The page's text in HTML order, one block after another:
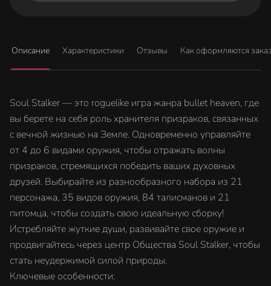
Описание Характеристики Отзывы Как оформляются
Soul Stalker — это roguelike игра жанра bullet heaven, где
вы берете на себя роль хранителя призраков, связанных
с вечной жизнью на Земле. Одновременно управляйте
от 4 до 6 видами оружия, чтобы отражать волны
призраков, стремящихся победить ваших духовных
друзей. Выбирайте из разнообразного набора из 21
персонажа, 35 видов оружия, 84 талисманов и 21
питомца, чтобы создать свою идеальную сборку!
Истребляйте жуткие души, развивайте свое оружие и
продвигайтесь через центр Общества Soul Stalker, чтобы
стать неудержимой силой природы.
Ключевые особенности: